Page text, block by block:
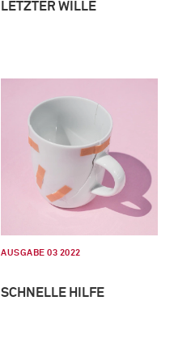
LETZTER WILLE
AUSGABE 03 2022
SCHNELLE HILFE